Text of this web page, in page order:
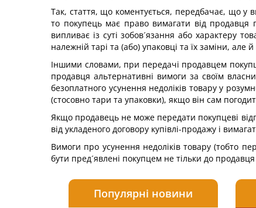
Так, стаття, що коментується, передбачає, що у
то покупець має право вимагати від продавця
випливає із суті зобов´язання або характеру
належній тарі та (або) упаковці та їх заміни,
Іншими словами, при передачі продавцем
продавця альтернативні вимоги за своїм
безоплатного усунення недоліків товару у
(стосовно тари та упаковки), якщо він сам
Якщо продавець не може передати покупцеві
від укладеного договору купівлі-продажу і
Вимоги про усунення недоліків товару (тобто
бути пред´явлені покупцем не тільки до
Популярні новини